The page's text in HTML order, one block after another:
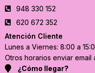
948 330 152
620 672 352
Atención Cliente
Lunes a Viernes: 8:00 a
Otros horarios enviar email
¿Cómo llegar?